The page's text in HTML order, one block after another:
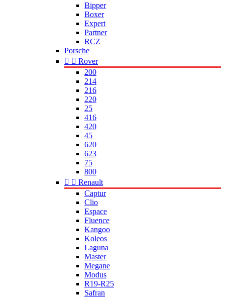
Bipper
Boxer
Expert
Partner
RCZ
Porsche
  Rover
200
214
216
220
25
416
420
45
620
623
75
800
  Renault
Captur
Clio
Espace
Fluence
Kangoo
Koleos
Laguna
Master
Megane
Modus
R19-R25
Safran